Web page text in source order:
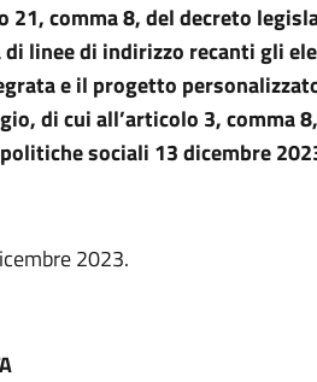
21, comma 8, del decreto
di linee di indirizzo recanti gli
e il progetto
di cui all’articolo 3, comma
sociali 13 dicembre
2023.